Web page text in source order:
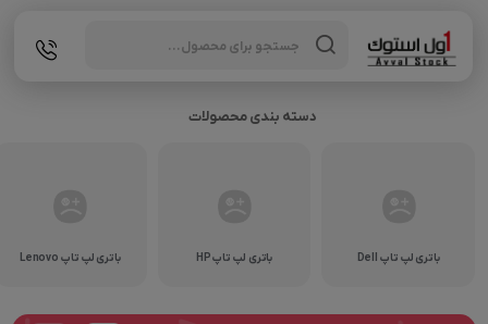
search
دسته بندی محصولات
باتری لپ تاپ Dell باتری لپ تاپ HP باتری لپ تاپ Lenovo